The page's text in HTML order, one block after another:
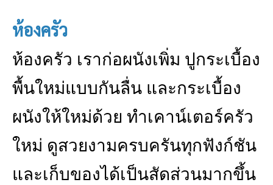
ห้องครัว
ห้องครัว เราก่อผนังเพิ่ม ปูกระเบื้อง
พื้นใหม่แบบกันลื่น และกระเบื้อง
ผนังให้ใหม่ด้วย ทำเคาน์เตอร์ครัว
ใหม่ ดูสวยงามครบครันทุกฟังก์ชัน
และเก็บของได้เป็นสัดส่วนมากขึ้น